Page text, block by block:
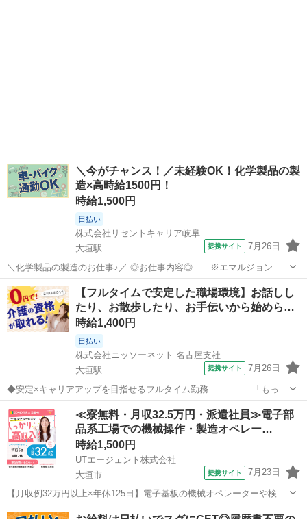
＼今がチャンス！／未経験OK！化学製品の製
造×高時給1500円！
時給1,500円
日払い
株式会社リセントキャリア岐阜
大垣駅
提携サイト 7月26日
＼化学製品の製造のお仕事♪／ ◎お仕事内容◎ ※エマルジョン
（化粧品などに使われる液体） ★液体エマルジョンの作業員★ 1.原料
の計量をする 2.機械へ原料を投入する 3.必要に応じてエラー対応 4.原
料を調整・配合作...
岐阜 大垣市 大垣駅
【フルタイムで安定した職場環境】お話しし
たり、お散歩したり、お手伝いから始めら…
時給1,400円
日払い
株式会社ニッソーネット 名古屋支社
大垣駅
提携サイト 7月26日
◆安定×キャリアアップを目指せるフルタイム勤務 ‾‾‾‾‾‾‾‾‾‾‾‾‾‾ 「もっと
環境や待遇をよくしていきたい…」 「スキルアップやキャリアアップ
もあきらめたくない」 そんなあなただからこそ、介護職はおすすめ♪
初任者研...
岐阜 大垣市 大垣駅 その他
≪寮無料・月収32.5万円・派遣社員≫電子部
品系工場での機械操作・製造オペレー…
時給1,500円
UTエージェント株式会社
大垣市
提携サイト 7月23日
【月収例32万円以上×年休125日】電子基板の機械オペレーターや検査
のお仕事！未経験活躍中◎＜岐阜県大垣市＞《JUVO1C》 詳細情報 ＼
岐阜 大垣市 その他